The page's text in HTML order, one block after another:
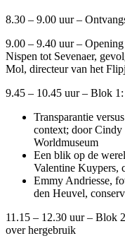
8.30 – 9.00 uur –
9.00 – 9.40 uur –
Nispen tot Sevenaer,
Mol, directeur van het
9.45 – 10.45 uur – Blok
Transparantie
context; door Cindy
Worldmuseum
Een blik op de
Valentine Kuypers,
Emmy Andriesse,
den Heuvel,
11.15 – 12.30 uur – Blok
over hergebruik